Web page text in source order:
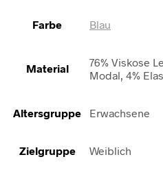
Farbe Blau
Material
76% Viskose
Modal, 4%
Altersgruppe Erwachsene
Zielgruppe Weiblich